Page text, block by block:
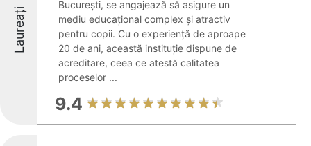
Laureați
București, se angajează să asigure un
mediu educațional complex și atractiv
pentru copii. Cu o experiență de aproape
20 de ani, această instituție dispune de
acreditare, ceea ce atestă calitatea
proceselor ...
9.4